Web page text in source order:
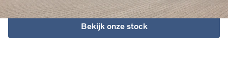
Bekijk onze stock